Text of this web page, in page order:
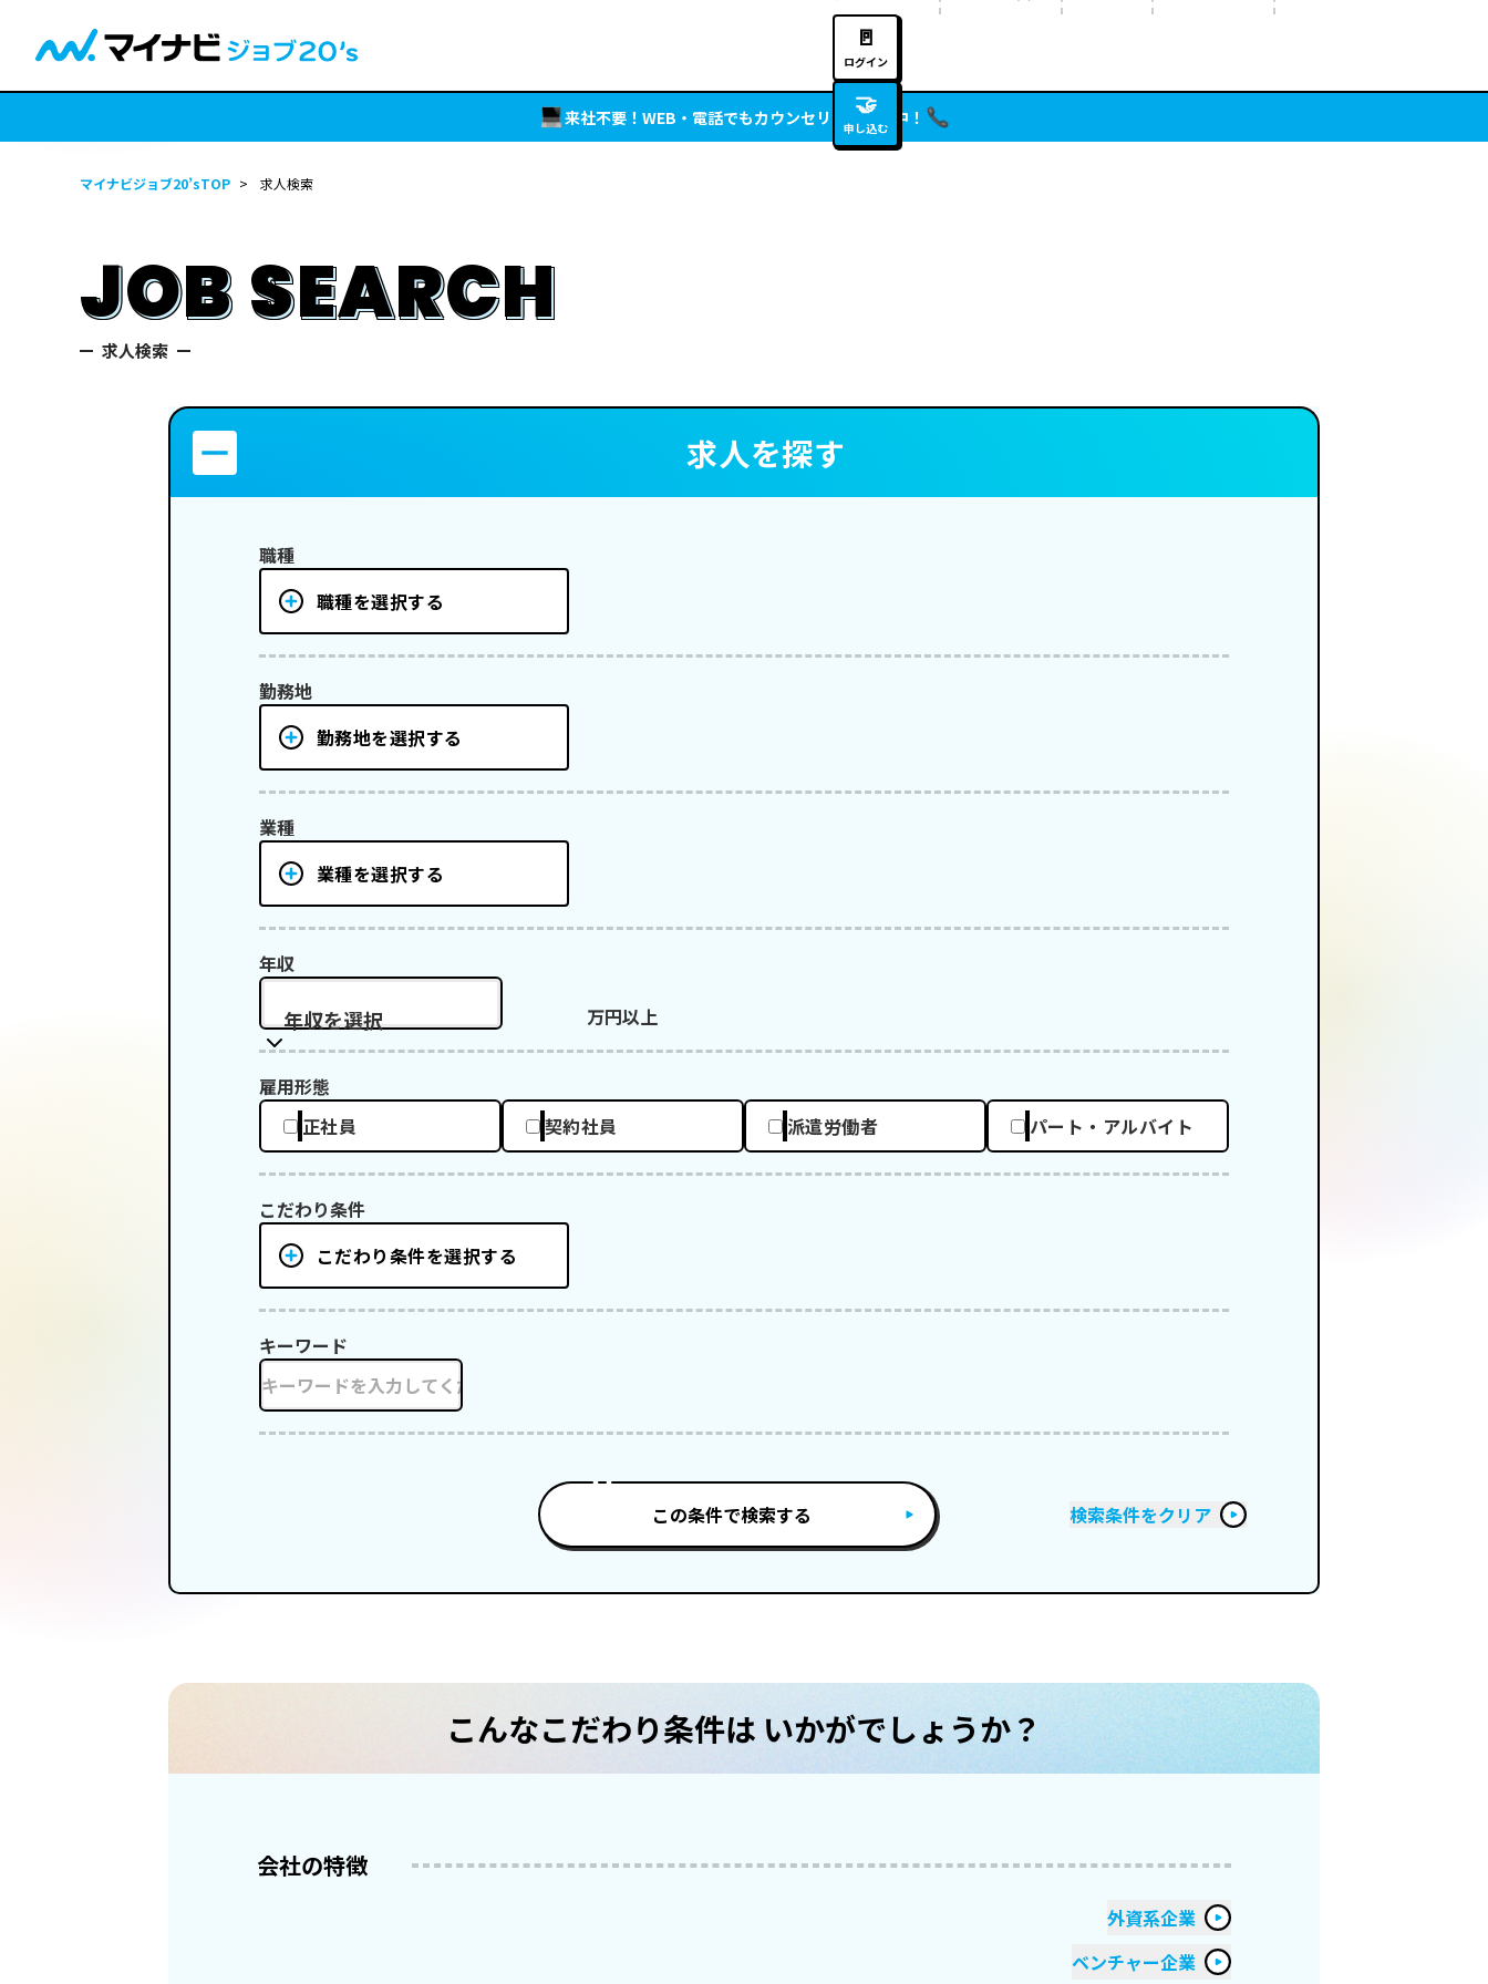
🚪
ログイン
🤝
申し込む
来社不要！WEB・電話でもカウンセリング実施中！
マイナビジョブ20’sTOP > 求人検索
JOB SEARCH
求人検索
求人を探す
職種
職種を選択する
勤務地
勤務地を選択する
業種
業種を選択する
年収
年収を選択 万円以上
雇用形態
正社員
契約社員 派遣労働者 パート・アルバイト
こだわり条件
こだわり条件を選択する
キーワード
この条件で検索する 検索条件をクリア
こんなこだわり条件は いかがでしょうか？
会社の特徴
外資系企業
ベンチャー企業